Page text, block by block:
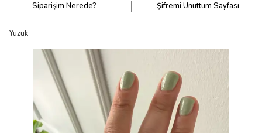
Siparişim Nerede? Şifremi Unuttum Sayfası
Yüzük